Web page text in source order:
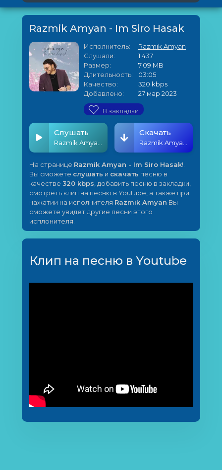
Razmik Amyan - Im Siro Hasak
Исполнитель:
Razmik Amyan
Слушали:
1 437
Размер:
7.09 MB
Длительность:
03:05
Качество:
320 kbps
Добавлено:
27 мар 2023
В закладки
Слушать Скачать
На странице Razmik Amyan - Im Siro Hasak!.
Вы сможете слушать и скачать песню в
качестве 320 kbps , добавить песню в закладки,
смотреть клип на песню в Youtube, а также при
нажатии на исполнителя Razmik Amyan Вы
сможете увидет другие песни этого
исплонителя.
Клип на песню в Youtube